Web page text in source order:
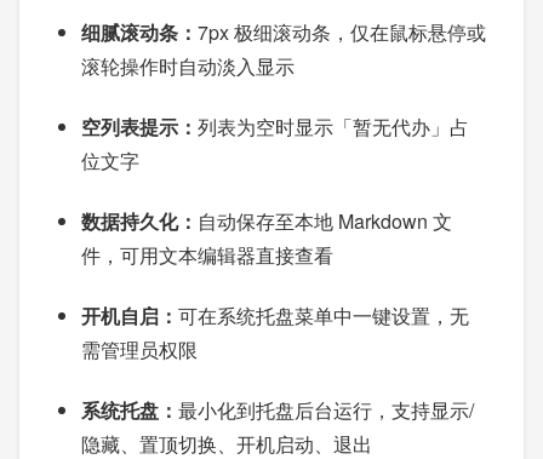
细腻滚动条： 7px 极细滚动条，仅在鼠标悬停或
滚轮操作时自动淡入显示
空列表提示： 列表为空时显示「暂无代办」占
位文字
数据持久化： 自动保存至本地 Markdown 文
件，可用文本编辑器直接查看
开机自启： 可在系统托盘菜单中一键设置，无
需管理员权限
系统托盘： 最小化到托盘后台运行，支持显示/
隐藏、置顶切换、开机启动、退出